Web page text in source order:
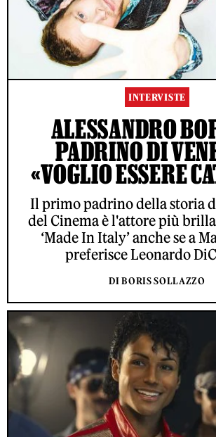
INTERVISTE
ALESSANDRO
PADRINO DI
«VOGLIO ESSERE
Il primo padrino della storia
del Cinema è l'attore più
‘Made In Italy’ anche se a
preferisce Leonardo
DI BORIS SOLLAZZO